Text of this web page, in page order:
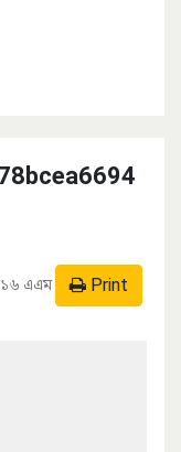
এএম Print